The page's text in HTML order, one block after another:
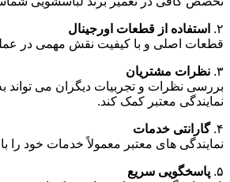
۲.
استفاده از قطعات اورجینال
قطعات اصلی و با کیفیت نقش مهمی در
۳. نظرات مشتریان
بررسی نظرات و تجربیات دیگران می تواند
نمایندگی معتبر کمک کند.
۴. گارانتی خدمات
نمایندگی های معتبر معمولاً خدمات خود را با
۵. پاسخگویی سریع